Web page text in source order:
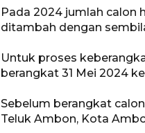
Pada 2024 jumlah calon
ditambah dengan
Untuk proses
berangkat 31 Mei 2024
Sebelum berangkat
Teluk Ambon, Kota